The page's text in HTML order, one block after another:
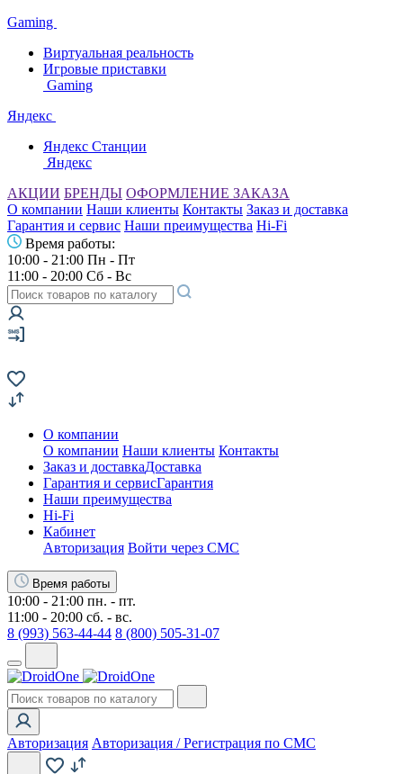
Gaming
Виртуальная реальность
Игровые приставки
Gaming
Яндекс
Яндекс Станции
Яндекс
АКЦИИ БРЕНДЫ ОФОРМЛЕНИЕ ЗАКАЗА
О компании Наши клиенты Контакты Заказ и доставка
Гарантия и сервис Наши преимущества Hi-Fi
Время работы:
10:00 - 21:00 Пн - Пт
11:00 - 20:00 Сб - Вс
О компании
О компании Наши клиенты Контакты
Заказ и доставкаДоставка
Гарантия и сервисГарантия
Наши преимущества
Hi-Fi
Кабинет
Авторизация Войти через СМС
Время работы
10:00 - 21:00 пн. - пт.
11:00 - 20:00 сб. - вс.
8 (993) 563-44-44 8 (800) 505-31-07
Авторизация Авторизация / Регистрация по СМС